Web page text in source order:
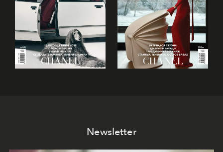
Newsletter